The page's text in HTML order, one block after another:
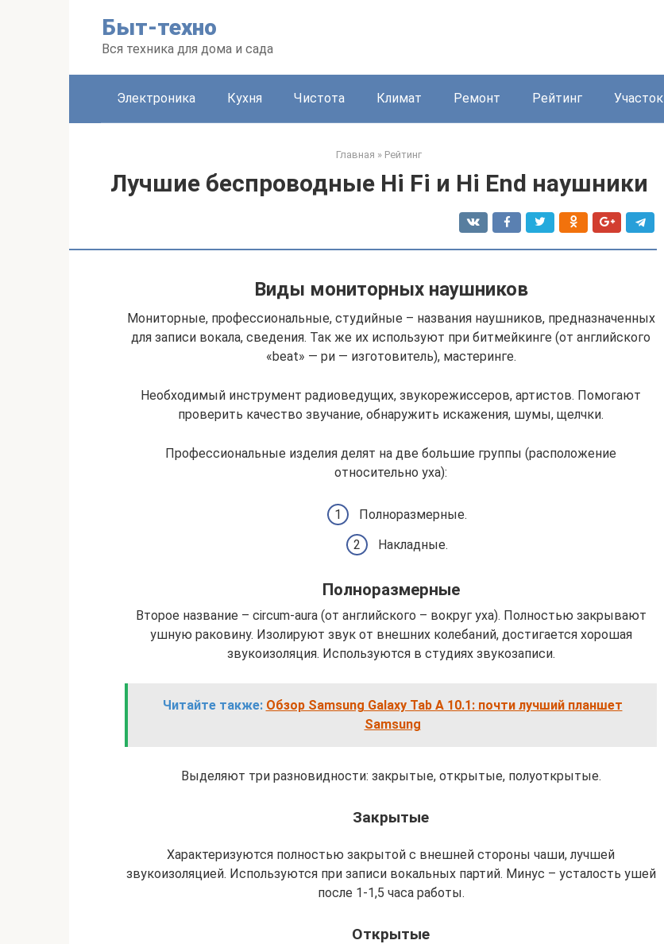
Быт-техно
Вся техника для дома и сада
Электроника Кухня Чистота Климат Ремонт Рейтинг Участок
Главная » Рейтинг
Лучшие беспроводные Hi Fi и Hi End наушники
Виды мониторных наушников
Мониторные, профессиональные, студийные – названия наушников, предназначенных
для записи вокала, сведения. Так же их используют при битмейкинге (от английского
«beat» — ри — изготовитель), мастеринге.
Необходимый инструмент радиоведущих, звукорежиссеров, артистов. Помогают
проверить качество звучание, обнаружить искажения, шумы, щелчки.
Профессиональные изделия делят на две большие группы (расположение
относительно уха):
Полноразмерные.
Накладные.
Полноразмерные
Второе название – сircum-aura (от английского – вокруг уха). Полностью закрывают
ушную раковину. Изолируют звук от внешних колебаний, достигается хорошая
звукоизоляция. Используются в студиях звукозаписи.
Читайте также: Обзор Samsung Galaxy Tab A 10.1: почти лучший планшет
Samsung
Выделяют три разновидности: закрытые, открытые, полуоткрытые.
Закрытые
Характеризуются полностью закрытой с внешней стороны чаши, лучшей
звукоизоляцией. Используются при записи вокальных партий. Минус – усталость ушей
после 1-1,5 часа работы.
Открытые